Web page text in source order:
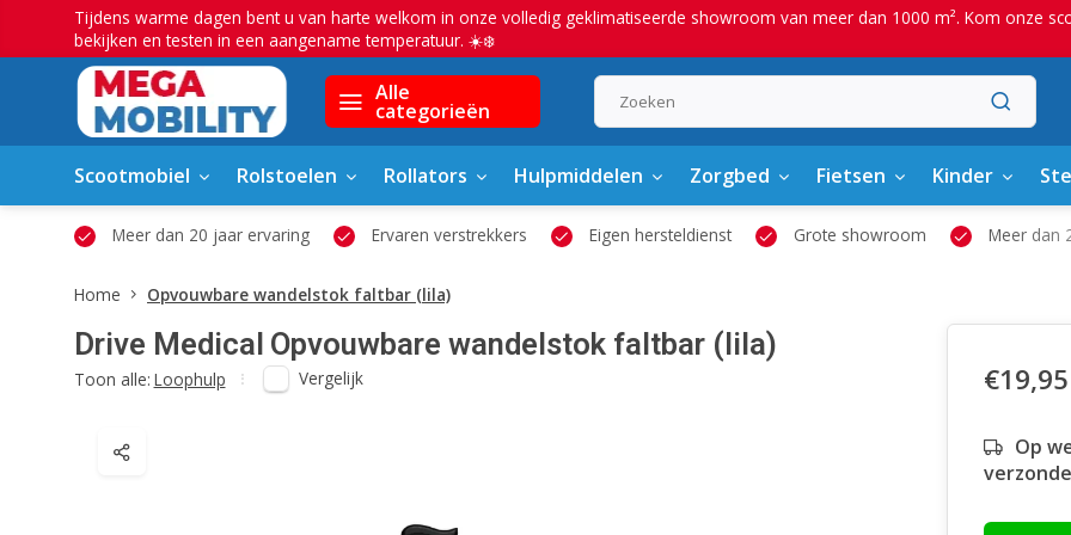
Tijdens warme dagen bent u van harte welkom in onze volledig geklimatiseerde showroom van meer dan 1000 m². Kom onze
bekijken en testen in een aangename temperatuur. ☀️❄️
Alle
categorieën
Scootmobiel Rolstoelen Rollators Hulpmiddelen Zorgbed Fietsen Kinder
Meer dan 20 jaar ervaring Ervaren verstrekkers Eigen hersteldienst Grote showroom Meer dan
Home Opvouwbare wandelstok faltbar (lila)
Drive Medical Opvouwbare wandelstok faltbar (lila)
Toon alle: Loophulp Vergelijk €19,95
Op